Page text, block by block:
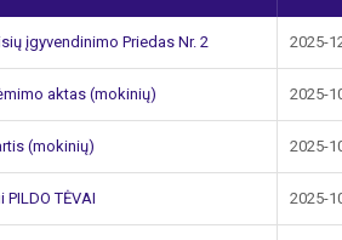
įgyvendinimo Priedas Nr. 2 2025-
aktas (mokinių) 2025-
(mokinių) 2025-
TĖVAI 2025-